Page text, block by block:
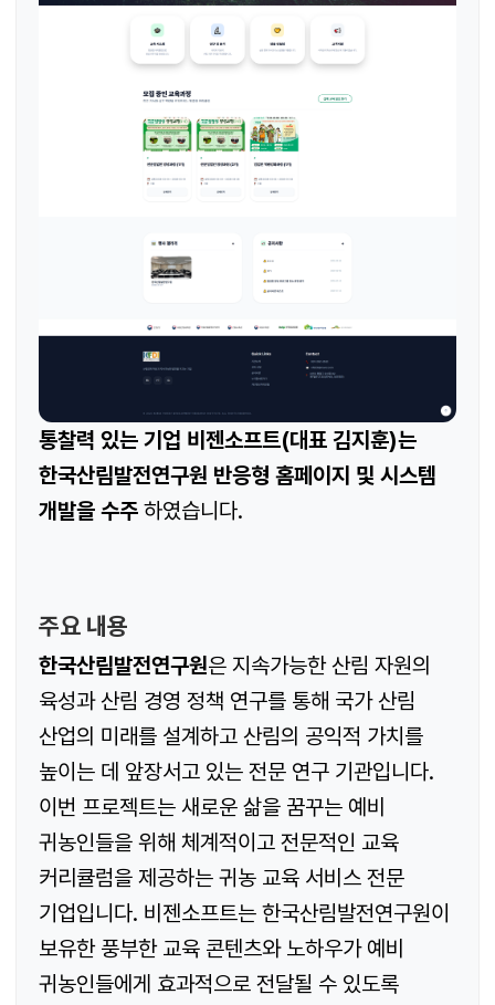
통찰력 있는 기업 비젠소프트(대표 김지훈)는
한국산림발전연구원 반응형 홈페이지 및 시스템
개발을 수주 하였습니다.
주요 내용
한국산림발전연구원은 지속가능한 산림 자원의
육성과 산림 경영 정책 연구를 통해 국가 산림
산업의 미래를 설계하고 산림의 공익적 가치를
높이는 데 앞장서고 있는 전문 연구 기관입니다.
이번 프로젝트는 새로운 삶을 꿈꾸는 예비
귀농인들을 위해 체계적이고 전문적인 교육
커리큘럼을 제공하는 귀농 교육 서비스 전문
기업입니다. 비젠소프트는 한국산림발전연구원이
보유한 풍부한 교육 콘텐츠와 노하우가 예비
귀농인들에게 효과적으로 전달될 수 있도록